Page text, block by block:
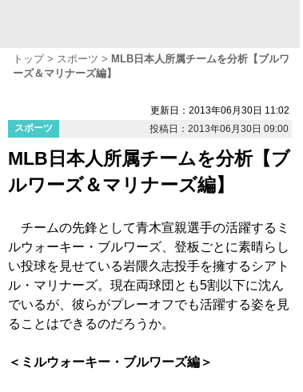
トップ スポーツ
MLB日本人所属チームを分析【ブルワ
ーズ＆マリナーズ編】
更新日：2013年06月30日 11:02
スポーツ
投稿日：2013年06月30日 09:00
MLB日本人所属チームを分析【ブ
ルワーズ＆マリナーズ編】
チームの先鋒として青木宣親選手の活躍するミ
ルウォーキー・ブルワーズ、登板ごとに素晴らし
い投球を見せている岩隈久志投手を擁するシアト
ル・マリナーズ。現在両球団とも5割以下に沈ん
でいるが、彼らがプレーオフでも活躍する姿を見
ることはできるのだろうか。
＜ミルウォーキー・ブルワーズ編＞